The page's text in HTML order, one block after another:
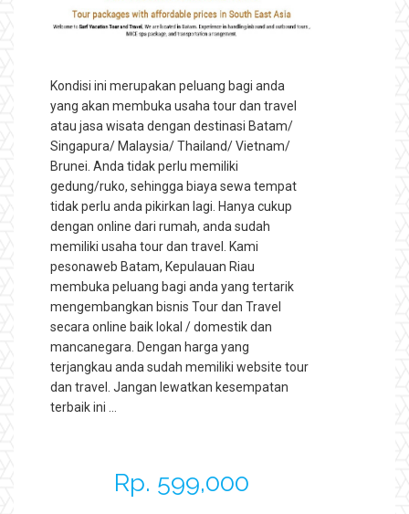
Kondisi ini merupakan peluang bagi anda
yang akan membuka usaha tour dan travel
atau jasa wisata dengan destinasi Batam/
Singapura/ Malaysia/ Thailand/ Vietnam/
Brunei. Anda tidak perlu memiliki
gedung/ruko, sehingga biaya sewa tempat
tidak perlu anda pikirkan lagi. Hanya cukup
dengan online dari rumah, anda sudah
memiliki usaha tour dan travel. Kami
pesonaweb Batam, Kepulauan Riau
membuka peluang bagi anda yang tertarik
mengembangkan bisnis Tour dan Travel
secara online baik lokal / domestik dan
mancanegara. Dengan harga yang
terjangkau anda sudah memiliki website tour
dan travel. Jangan lewatkan kesempatan
terbaik ini …
Rp. 599,000